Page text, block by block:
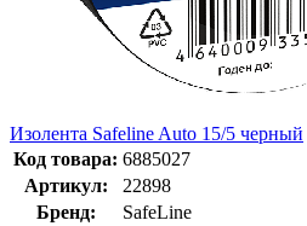
Изолента Safeline Auto 15/5 черный
Код товара: 6885027
Артикул:
22898
Бренд:
SafeLine